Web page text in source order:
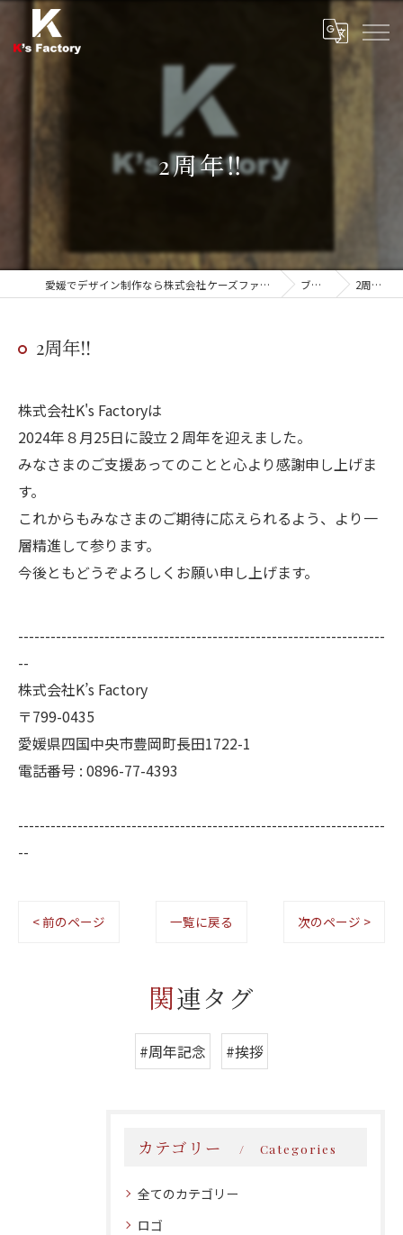
2周年‼
愛媛でデザイン制作なら株式会社ケーズファクトリー ブログ 2周年‼
2周年‼
株式会社K's Factoryは
2024年８月25日に設立２周年を迎えました。
みなさまのご支援あってのことと心より感謝申し上げま
す。
これからもみなさまのご期待に応えられるよう、より一
層精進して参ります。
今後ともどうぞよろしくお願い申し上げます。
--------------------------------------------------------------------
--
株式会社K’s Factory
〒799-0435
愛媛県四国中央市豊岡町長田1722-1
電話番号 : 0896-77-4393
--------------------------------------------------------------------
--
< 前のページ 一覧に戻る 次のページ >
関連タグ
#周年記念 #挨拶
カテゴリー Categories
全てのカテゴリー
ロゴ